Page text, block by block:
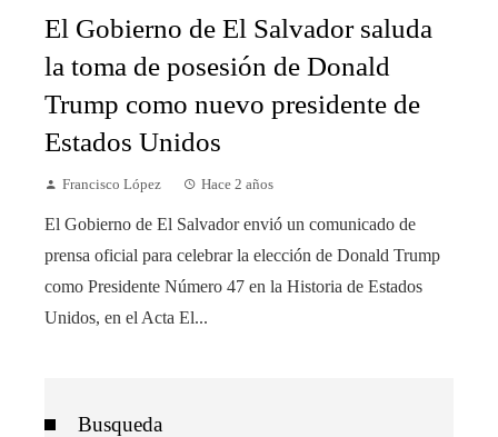
El Gobierno de El Salvador saluda
la toma de posesión de Donald
Trump como nuevo presidente de
Estados Unidos
Francisco López Hace 2 años
El Gobierno de El Salvador envió un comunicado de
prensa oficial para celebrar la elección de Donald Trump
como Presidente Número 47 en la Historia de Estados
Unidos, en el Acta El...
Busqueda